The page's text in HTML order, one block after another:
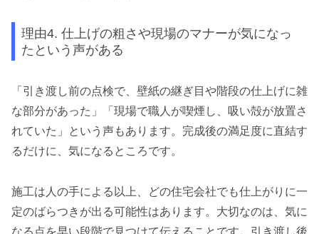
理由4. 仕上げの粗さや現場のマナーが気になっ
たという声がある
「引き渡し前の点検で、壁紙の継ぎ目や階段の仕上げに雑
な部分があった」「現場で職人が喫煙し、吸い殻が放置さ
れていた」という声もあります。完成後の満足度に直結す
るだけに、気になるところです。
施工は人の手による以上、どの住宅会社でも仕上がりに一
定のばらつきが出る可能性はあります。大切なのは、気に